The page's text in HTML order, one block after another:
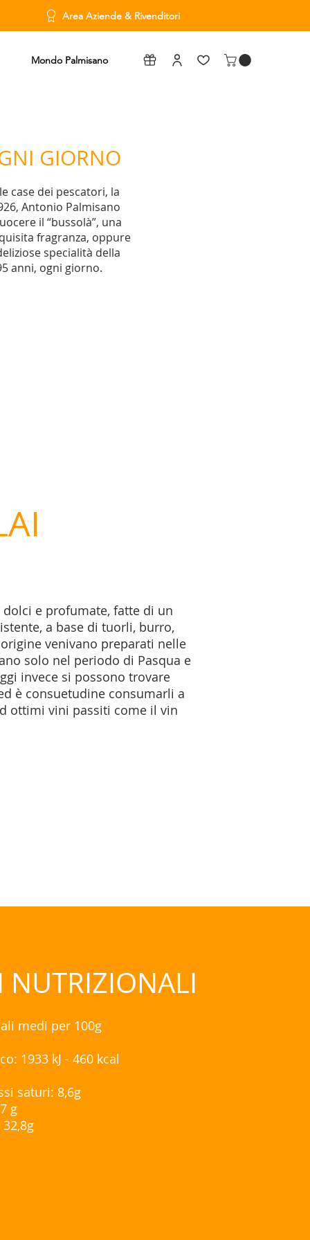
Area Aziende & Rivenditori
Mondo Palmisano
GIORNO
case dei pescatori, la
Antonio Palmisano
il “bussolà”, una
fragranza, oppure
specialità della
anni, ogni giorno.
e profumate, fatte di un
a base di tuorli, burro,
venivano preparati nelle
solo nel periodo di Pasqua e
invece si possono trovare
è consuetudine consumarli a
ottimi vini passiti come il vin
NUTRIZIONALI
medi per 100g
1933 kJ - 460 kcal
saturi: 8,6g
g